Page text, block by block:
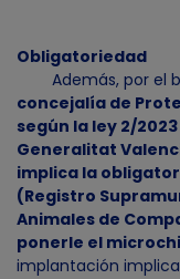
Obligatoriedad
Además, por el
concejalía de
según la ley 2/
Generalitat
implica la
(Registro
Animales de
ponerle el
implantación